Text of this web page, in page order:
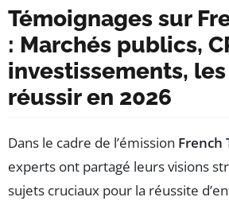
Témoignages sur
: Marchés publics,
investissements,
réussir en 2026
Dans le cadre de l’émission French
experts ont partagé leurs visions
sujets cruciaux pour la réussite